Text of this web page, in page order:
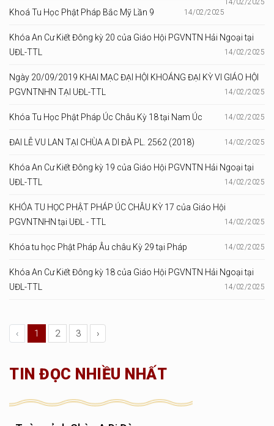
14/02/2025
Khoá Tu Học Phật Pháp Bắc Mỹ Lần 9 14/02/2025
Khóa An Cư Kiết Đông kỳ 20 của Giáo Hội PGVNTN Hải Ngoại tại
UĐL-TTL
14/02/2025
Ngày 20/09/2019 KHAI MẠC ĐẠI HỘI KHOÁNG ĐẠI KỲ VI GIÁO HỘI
PGVNTNHN TẠI UĐL-TTL
14/02/2025
Khóa Tu Học Phật Pháp Úc Châu Kỳ 18 tại Nam Úc 14/02/2025
ĐAI LỄ VU LAN TẠI CHÙA A DI ĐÀ PL. 2562 (2018) 14/02/2025
Khóa An Cư Kiết Đông kỳ 19 của Giáo Hội PGVNTN Hải Ngoại tại
UĐL-TTL
14/02/2025
KHÓA TU HỌC PHẬT PHÁP ÚC CHÂU KỲ 17 của Giáo Hội
PGVNTNHN tại UĐL - TTL
14/02/2025
Khóa tu học Phật Pháp Âu châu Kỳ 29 tại Pháp 14/02/2025
Khóa An Cư Kiết Đông kỳ 18 của Giáo Hội PGVNTN Hải Ngoại tại
UĐL-TTL
14/02/2025
‹ 1 2 3 ›
TIN ĐỌC NHIỀU NHẤT